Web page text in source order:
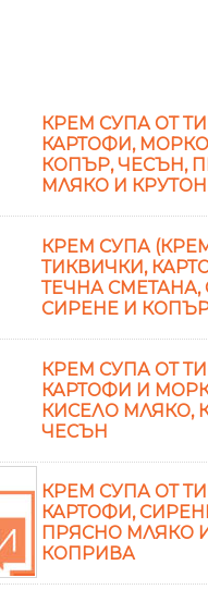
КРЕМ СУПА ОТ
КАРТОФИ,
КОПЪР, ЧЕСЪН,
МЛЯКО И
КРЕМ СУПА
ТИКВИЧКИ,
ТЕЧНА
СИРЕНЕ И
КРЕМ СУПА ОТ
КАРТОФИ И
КИСЕЛО МЛЯКО,
ЧЕСЪН
КРЕМ СУПА ОТ
КАРТОФИ,
ПРЯСНО МЛЯКО
КОПРИВА